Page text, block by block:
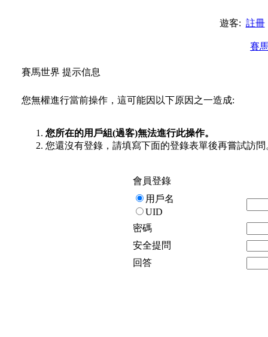
遊客: 註冊
賽
賽馬世界 提示信息
您無權進行當前操作，這可能因以下原因之一造成:
您所在的用戶組(過客)無法進行此操作。
您還沒有登錄，請填寫下面的登錄表單後再嘗試訪問
會員登錄
用戶名
UID
密碼
安全提問
回答